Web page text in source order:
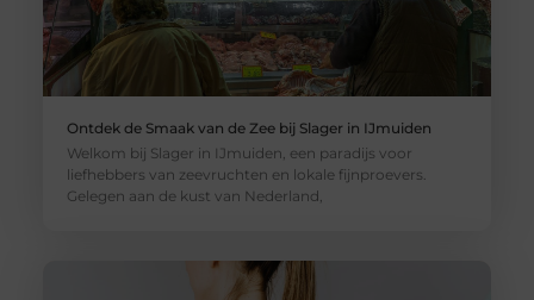
Ontdek de Smaak van de Zee bij Slager in IJmuiden
Welkom bij Slager in IJmuiden, een paradijs voor
liefhebbers van zeevruchten en lokale fijnproevers.
Gelegen aan de kust van Nederland,